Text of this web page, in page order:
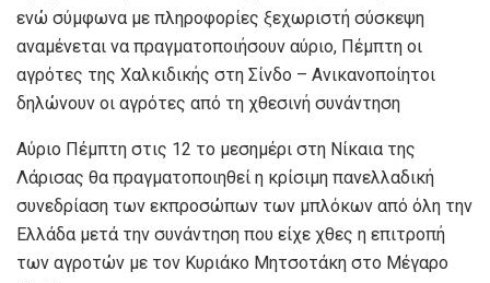
ενώ σύμφωνα με πληροφορίες ξεχωριστή σύσκεψη
αναμένεται να πραγματοποιήσουν αύριο, Πέμπτη οι
αγρότες της Χαλκιδικής στη Σίνδο – Ανικανοποίητοι
δηλώνουν οι αγρότες από τη χθεσινή συνάντηση
Αύριο Πέμπτη στις 12 το μεσημέρι στη Νίκαια της
Λάρισας θα πραγματοποιηθεί η κρίσιμη πανελλαδική
συνεδρίαση των εκπροσώπων των μπλόκων από όλη την
Ελλάδα μετά την συνάντηση που είχε χθες η επιτροπή
των αγροτών με τον Κυριάκο Μητσοτάκη στο Μέγαρο